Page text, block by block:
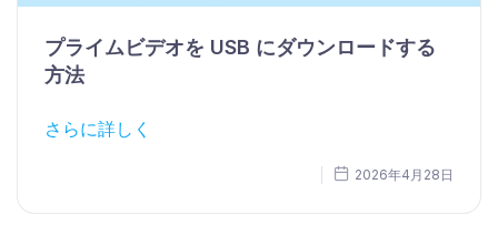
プライムビデオを USB にダウンロードする
方法
さらに詳しく
2026年4月28日